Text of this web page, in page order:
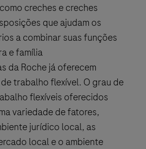
creches e creches
que ajudam os
a combinar suas funções
e família
da Roche já oferecem
trabalho flexível. O grau de
flexíveis oferecidos
variedade de fatores,
jurídico local, as
local e o ambiente